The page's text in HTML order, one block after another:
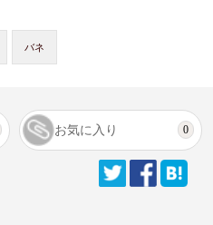
バネ
お気に入り 0